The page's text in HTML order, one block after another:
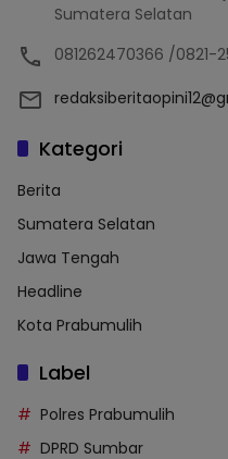
Sumatera Selatan
081262470366 /0821-
Kategori
Berita
Sumatera Selatan
Jawa Tengah
Headline
Kota Prabumulih
Label
Polres Prabumulih
DPRD Sumbar